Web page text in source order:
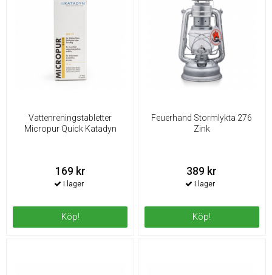
Vattenreningstabletter
Micropur Quick Katadyn
169 kr
Köp!
Feuerhand Stormlykta 276
Zink
389 kr
Köp!